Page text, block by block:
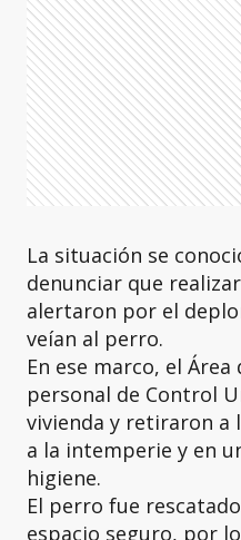
La situación se
denunciar que
alertaron por el
veían al perro.
En ese marco, el
personal de Control
vivienda y retiraron a
a la intemperie y en
higiene.
El perro fue
espacio seguro, por